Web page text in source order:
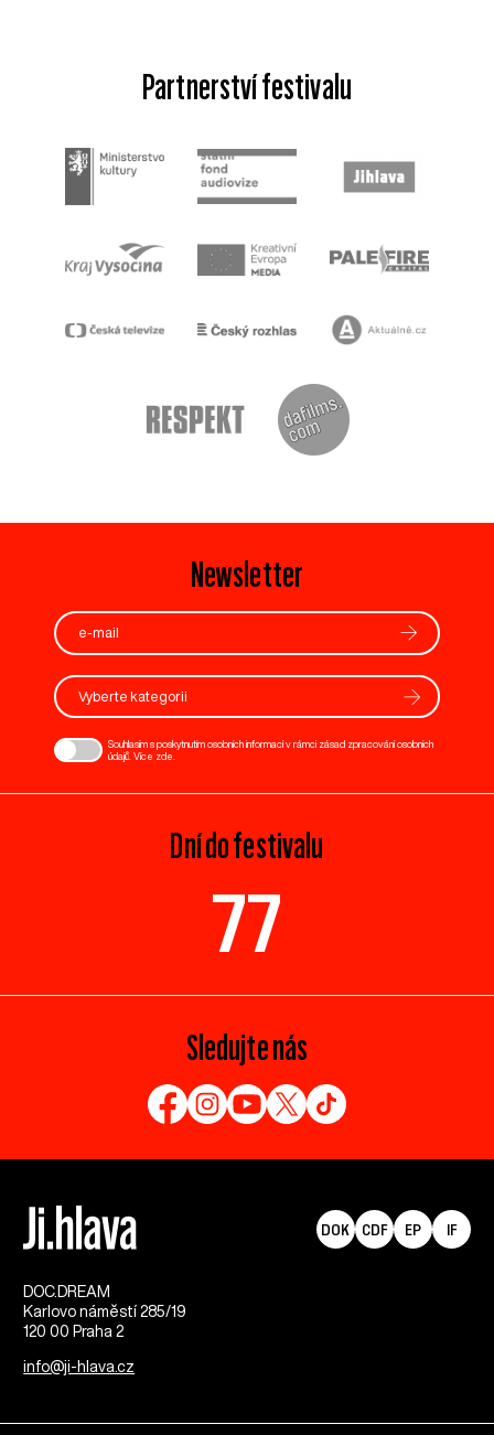
Partnerství festivalu
Newsletter
Vyberte kategorii
Souhlasím s poskytnutím osobních informací v rámci zásad zpracování osobních
údajů. Více zde
Dní do festivalu
77
Sledujte nás
DOC.DREAM​
Karlovo náměstí 285/19
120 00 Praha 2
info@ji-hlava.cz
DOK CDF EP IF